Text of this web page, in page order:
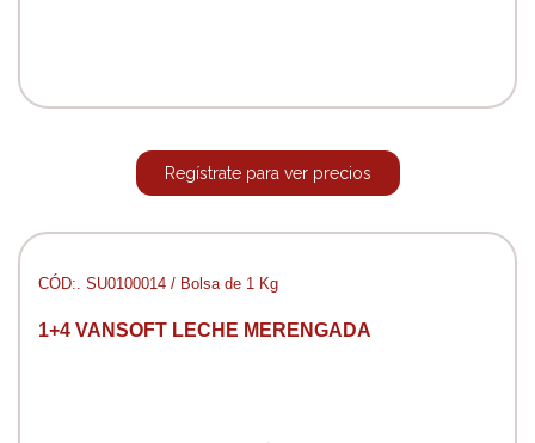
Regístrate para ver precios
CÓD:. SU0100014 / Bolsa de 1 Kg
1+4 VANSOFT LECHE MERENGADA